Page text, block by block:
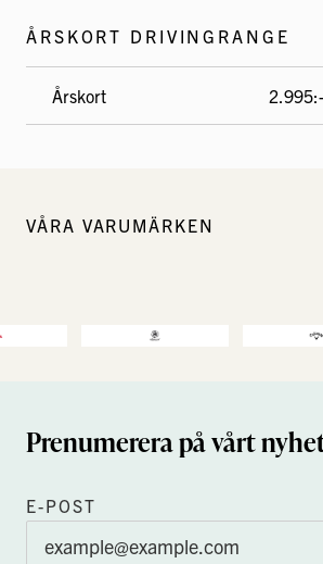
ÅRSKORT DRIVINGRANGE
Årskort 2.995:-
VÅRA VARUMÄRKEN
Prenumerera på vårt
E-POST